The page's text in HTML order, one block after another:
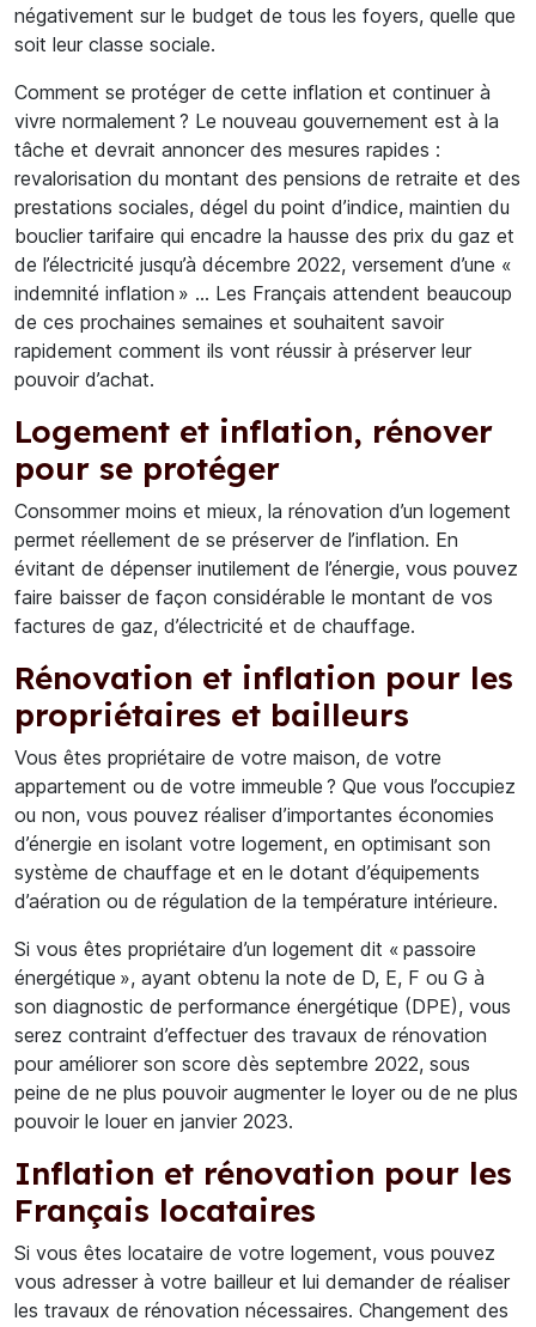
négativement sur le budget de tous les foyers, quelle que
soit leur classe sociale.
Comment se protéger de cette inflation et continuer à
vivre normalement ? Le nouveau gouvernement est à la
tâche et devrait annoncer des mesures rapides :
revalorisation du montant des pensions de retraite et des
prestations sociales, dégel du point d’indice, maintien du
bouclier tarifaire qui encadre la hausse des prix du gaz et
de l’électricité jusqu’à décembre 2022, versement d’une «
indemnité inflation » … Les Français attendent beaucoup
de ces prochaines semaines et souhaitent savoir
rapidement comment ils vont réussir à préserver leur
pouvoir d’achat.
Logement et inflation, rénover
pour se protéger
Consommer moins et mieux, la rénovation d’un logement
permet réellement de se préserver de l’inflation. En
évitant de dépenser inutilement de l’énergie, vous pouvez
faire baisser de façon considérable le montant de vos
factures de gaz, d’électricité et de chauffage.
Rénovation et inflation pour les
propriétaires et bailleurs
Vous êtes propriétaire de votre maison, de votre
appartement ou de votre immeuble ? Que vous l’occupiez
ou non, vous pouvez réaliser d’importantes économies
d’énergie en isolant votre logement, en optimisant son
système de chauffage et en le dotant d’équipements
d’aération ou de régulation de la température intérieure.
Si vous êtes propriétaire d’un logement dit « passoire
énergétique », ayant obtenu la note de D, E, F ou G à
son diagnostic de performance énergétique (DPE), vous
serez contraint d’effectuer des travaux de rénovation
pour améliorer son score dès septembre 2022, sous
peine de ne plus pouvoir augmenter le loyer ou de ne plus
pouvoir le louer en janvier 2023.
Inflation et rénovation pour les
Français locataires
Si vous êtes locataire de votre logement, vous pouvez
vous adresser à votre bailleur et lui demander de réaliser
les travaux de rénovation nécessaires. Changement des